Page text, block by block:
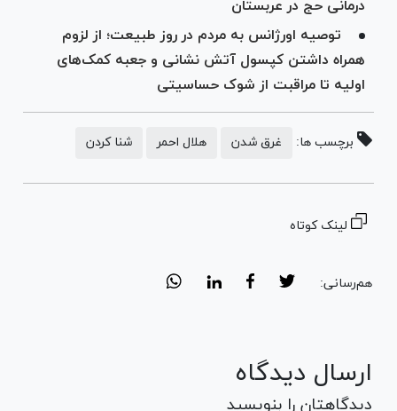
درمانی حج در عربستان
توصیه اورژانس به مردم در روز طبیعت؛ از لزوم
همراه‌ داشتن کپسول آتش نشانی و جعبه کمک‌های
اولیه تا مراقبت از شوک حساسیتی
برچسب ها: غرق شدن هلال احمر شنا کردن
لینک کوتاه
هم‌رسانی:
ارسال دیدگاه
دیدگاهتان را بنویسید